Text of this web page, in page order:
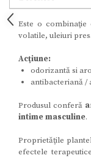
Este o combinaţie
volatile, uleiuri
Acţiune:
odorizantă si
antibacteriană /
Produsul conferă
intime masculine.
Proprietăţile
efectele